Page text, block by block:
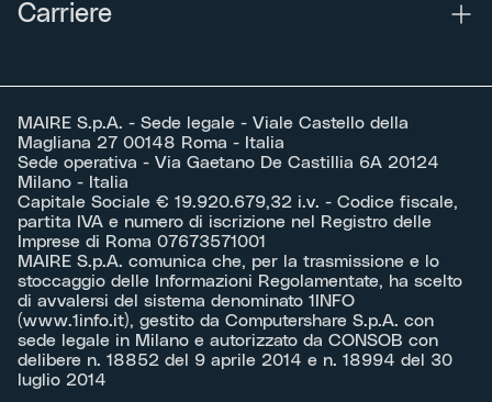
Carriere
MAIRE S.p.A. - Sede legale - Viale Castello della
Magliana 27 00148 Roma - Italia
Sede operativa - Via Gaetano De Castillia 6A 20124
Milano - Italia
Capitale Sociale € 19.920.679,32 i.v. - Codice fiscale,
partita IVA e numero di iscrizione nel Registro delle
Imprese di Roma 07673571001
MAIRE S.p.A. comunica che, per la trasmissione e lo
stoccaggio delle Informazioni Regolamentate, ha scelto
di avvalersi del sistema denominato 1INFO
(www.1info.it), gestito da Computershare S.p.A. con
sede legale in Milano e autorizzato da CONSOB con
delibere n. 18852 del 9 aprile 2014 e n. 18994 del 30
luglio 2014